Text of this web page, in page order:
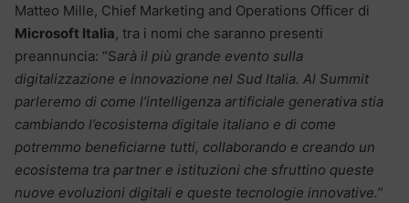
Matteo Mille, Chief Marketing and Operations Officer di
Microsoft Italia, tra i nomi che saranno presenti
preannuncia: “Sarà il più grande evento sulla
digitalizzazione e innovazione nel Sud Italia. Al Summit
parleremo di come l’intelligenza artificiale generativa stia
cambiando l’ecosistema digitale italiano e di come
potremmo beneficiarne tutti, collaborando e creando un
ecosistema tra partner e istituzioni che sfruttino queste
nuove evoluzioni digitali e queste tecnologie innovative.”